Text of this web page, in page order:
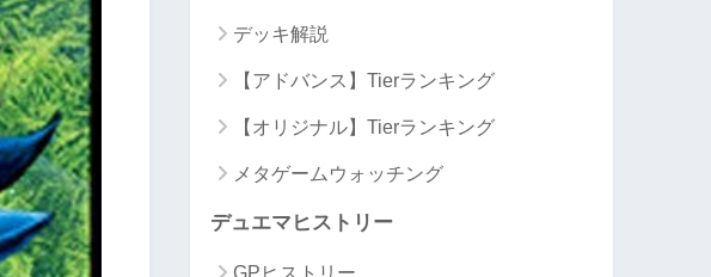
デッキ解説
【アドバンス】Tierランキング
【オリジナル】Tierランキング
メタゲームウォッチング
デュエマヒストリー